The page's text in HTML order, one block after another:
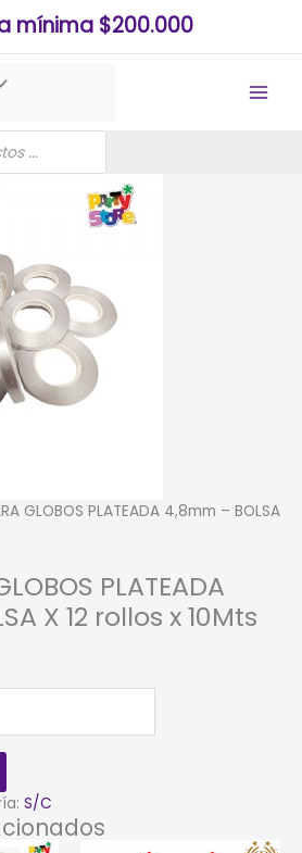
mínima $200.000
GLOBOS PLATEADA 4,8mm – BOLSA
PLATEADA
X 12 rollos x 10Mts
S/C